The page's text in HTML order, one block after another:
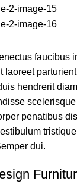
faucibus
laoreet
hendrerit
penatibus
dui.